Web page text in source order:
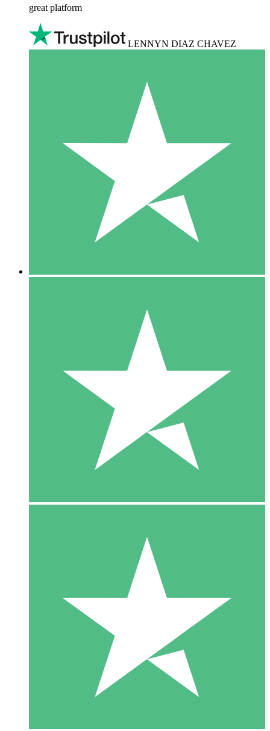
great platform
LENNYN DIAZ CHAVEZ